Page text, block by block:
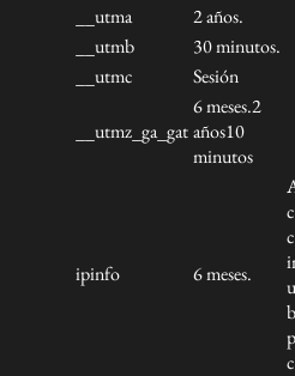
__utma
2 años.
__utmb
30 minutos.
__utmc
Sesión
__utmz_ga_gat
6 meses.2
años10
minutos
ipinfo 6 meses.